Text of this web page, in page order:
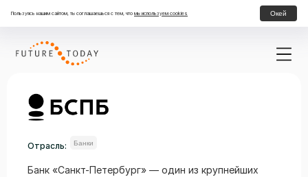
Пользуясь нашим сайтом, ты соглашаешься с тем, что мы используем cookies Окей
Отрасль: Банки
Банк «Санкт-Петербург» — один из крупнейших